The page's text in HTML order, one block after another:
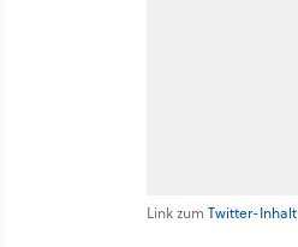
Link zum Twitter-Inhalt